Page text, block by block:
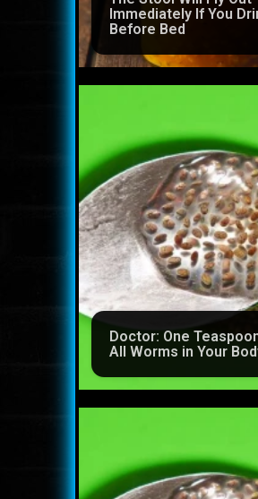
Immediately If You
Before Bed
Doctor: One
All Worms in Your